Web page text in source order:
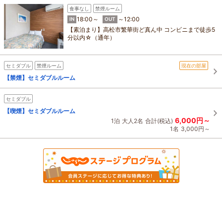
食事なし
禁煙ルーム
IN 18:00～ OUT
～12:00
【素泊まり】高松市繁華街ど真ん中 コンビニまで徒歩5
分以内☆（通年）
セミダブル 禁煙ルーム 現在の部屋
【禁煙】セミダブルルーム
セミダブル
【喫煙】セミダブルルーム
1泊 大人2名 合計(税込) 6,000円～
1名 3,000円～